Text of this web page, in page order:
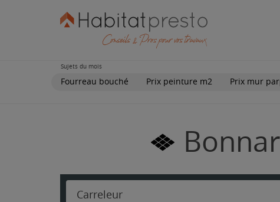
Sujets du mois
Fourreau bouché Prix peinture m2 Prix mur
Carreleur